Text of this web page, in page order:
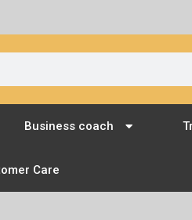
Business coach
Care